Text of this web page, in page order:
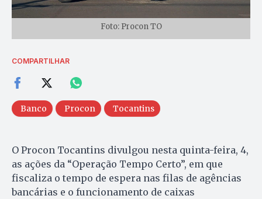
Foto: Procon TO
COMPARTILHAR
Banco Procon Tocantins
O Procon Tocantins divulgou nesta quinta-feira, 4,
as ações da “Operação Tempo Certo”, em que
fiscaliza o tempo de espera nas filas de agências
bancárias e o funcionamento de caixas